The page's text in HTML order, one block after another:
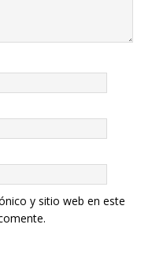
y sitio web en este